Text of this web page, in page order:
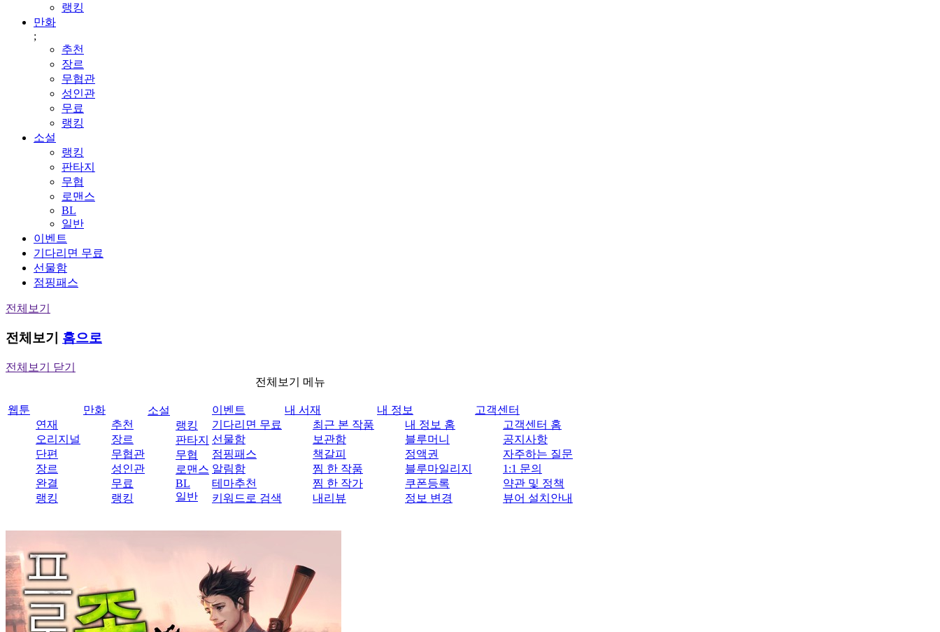
랭킹
만화
;
추천
장르
무협관
성인관
무료
랭킹
소설
랭킹
판타지
무협
로맨스
BL
일반
이벤트
기다리면 무료
선물함
점핑패스
전체보기
전체보기 홈으로
전체보기 닫기
전체보기 메뉴
웹툰
연재
오리지널
단편
장르
완결
랭킹
만화
추천
장르
무협관
성인관
무료
랭킹
소설
랭킹
판타지
무협
로맨스
BL
일반
이벤트
기다리면 무료
선물함
점핑패스
알림함
테마추천
키워드로 검색
내 서재
최근 본 작품
보관함
책갈피
찜 한 작품
찜 한 작가
내리뷰
내 정보
내 정보 홈
블루머니
정액권
블루마일리지
쿠폰등록
정보 변경
고객센터
고객센터 홈
공지사항
자주하는 질문
1:1 문의
약관 및 정책
뷰어 설치안내